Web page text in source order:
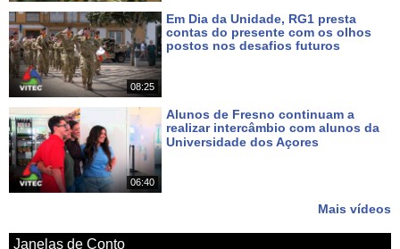
08:25
Em Dia da Unidade, RG1 presta
contas do presente com os olhos
postos nos desafios futuros
06:40
Alunos de Fresno continuam a
realizar intercâmbio com alunos da
Universidade dos Açores
Mais vídeos
Janelas de Conto